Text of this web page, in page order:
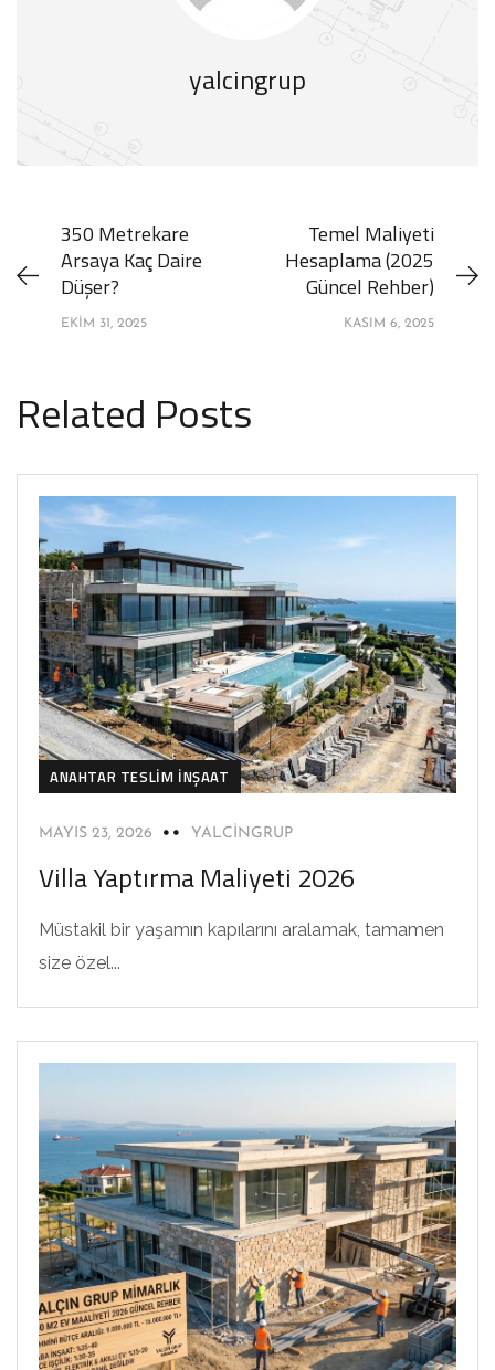
yalcingrup
350 Metrekare
Arsaya Kaç Daire
Düşer?
EKIM 31, 2025
Temel Maliyeti
Hesaplama (2025
Güncel Rehber)
KASIM 6, 2025
Related Posts
ANAHTAR TESLIM İNŞAAT
MAYIS 23, 2026 YALCINGRUP
Villa Yaptırma Maliyeti 2026
Müstakil bir yaşamın kapılarını aralamak, tamamen
size özel...